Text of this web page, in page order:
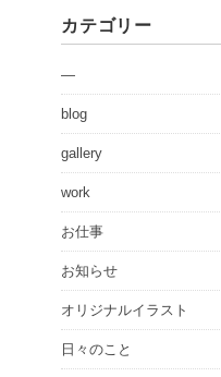
カテゴリー
—
blog
gallery
work
お仕事
お知らせ
オリジナルイラスト
日々のこと